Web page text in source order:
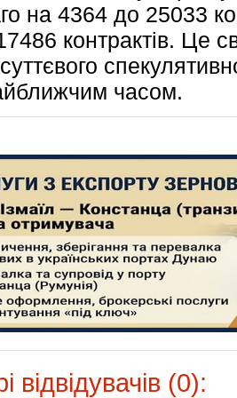
на 4364 до 25033
контрактів. Це
часом.
відвідувачів (0):